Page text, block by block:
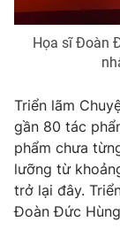
Họa sĩ Đoàn
Triển lãm
gần 80 tác
phẩm chưa
lưỡng từ
trở lại đây.
Đoàn Đức